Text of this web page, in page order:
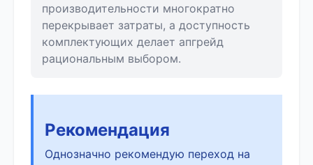
производительности многократно
перекрывает затраты, а доступность
комплектующих делает апгрейд
рациональным выбором.
Рекомендация
Однозначно рекомендую переход на